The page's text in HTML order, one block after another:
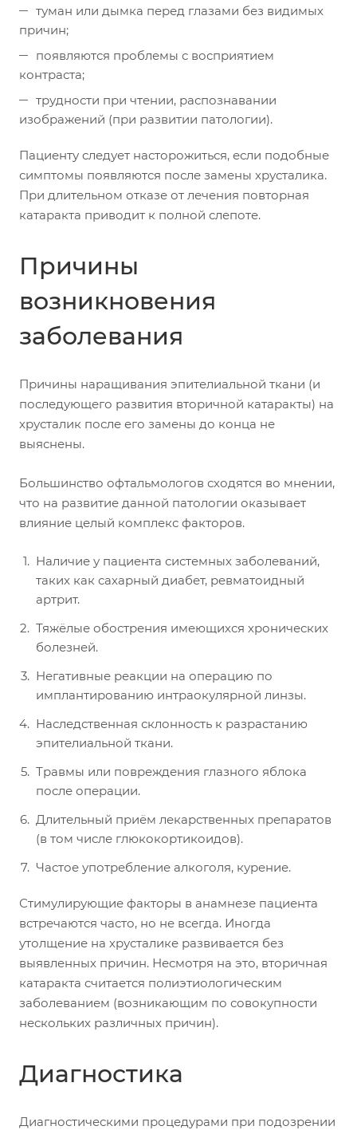
туман или дымка перед глазами без видимых
причин;
появляются проблемы с восприятием
контраста;
трудности при чтении, распознавании
изображений (при развитии патологии).
Пациенту следует насторожиться, если подобные
симптомы появляются после замены хрусталика.
При длительном отказе от лечения повторная
катаракта приводит к полной слепоте.
Причины
возникновения
заболевания
Причины наращивания эпителиальной ткани (и
последующего развития вторичной катаракты) на
хрусталик после его замены до конца не
выяснены.
Большинство офтальмологов сходятся во мнении,
что на развитие данной патологии оказывает
влияние целый комплекс факторов.
Наличие у пациента системных заболеваний,
таких как сахарный диабет, ревматоидный
артрит.
Тяжёлые обострения имеющихся хронических
болезней.
Негативные реакции на операцию по
имплантированию интраокулярной линзы.
Наследственная склонность к разрастанию
эпителиальной ткани.
Травмы или повреждения глазного яблока
после операции.
Длительный приём лекарственных препаратов
(в том числе глюкокортикоидов).
Частое употребление алкоголя, курение.
Стимулирующие факторы в анамнезе пациента
встречаются часто, но не всегда. Иногда
утолщение на хрусталике развивается без
выявленных причин. Несмотря на это, вторичная
катаракта считается полиэтиологическим
заболеванием (возникающим по совокупности
нескольких различных причин).
Диагностика
Диагностическими процедурами при подозрении